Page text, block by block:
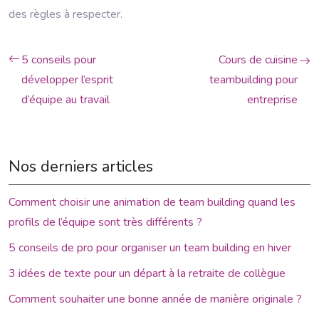
des règles à respecter.
5 conseils pour
développer l’esprit
d’équipe au travail
Cours de cuisine
teambuilding pour
entreprise
Nos derniers articles
Comment choisir une animation de team building quand les
profils de l’équipe sont très différents ?
5 conseils de pro pour organiser un team building en hiver
3 idées de texte pour un départ à la retraite de collègue
Comment souhaiter une bonne année de manière originale ?